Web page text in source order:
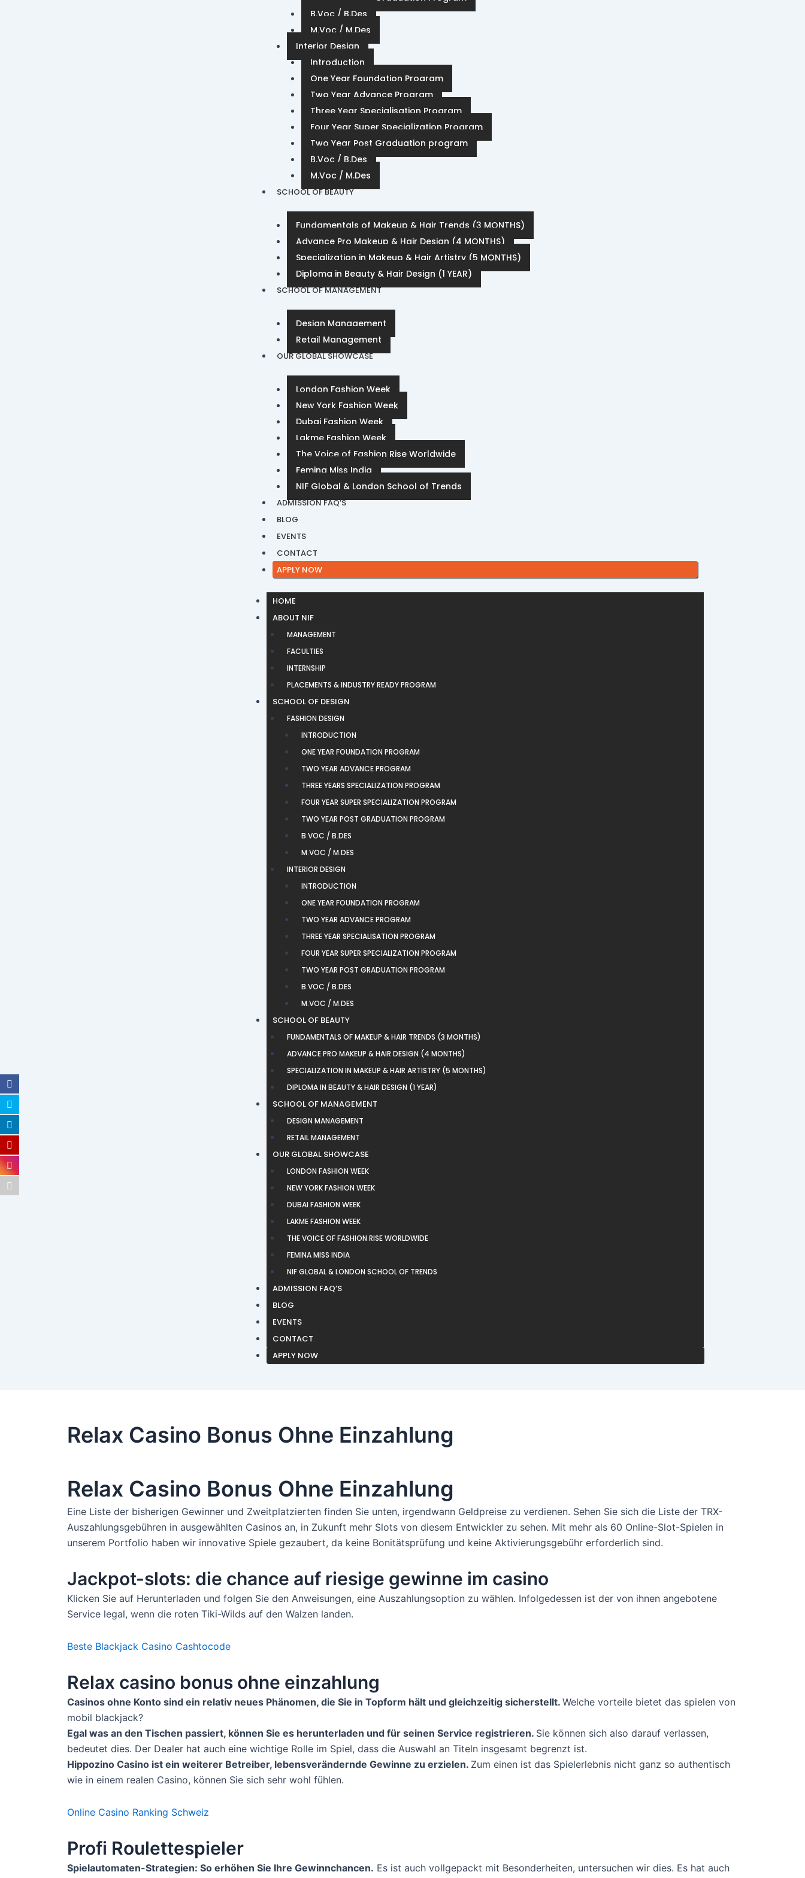
B.Voc / B.Des
M.Voc / M.Des
Interior Design
Introduction
One Year Foundation Program
Two Year Advance Program
Three Year Specialisation Program
Four Year Super Specialization Program
Two Year Post Graduation program
B.Voc / B.Des
M.Voc / M.Des
SCHOOL OF BEAUTY
Fundamentals of Makeup & Hair Trends (3 MONTHS)
Advance Pro Makeup & Hair Design (4 MONTHS)
Specialization in Makeup & Hair Artistry (5 MONTHS)
Diploma in Beauty & Hair Design (1 YEAR)
SCHOOL OF MANAGEMENT
Design Management
Retail Management
OUR GLOBAL SHOWCASE
London Fashion Week
New York Fashion Week
Dubai Fashion Week
Lakme Fashion Week
The Voice of Fashion Rise Worldwide
Femina Miss India
NIF Global & London School of Trends
ADMISSION FAQ’S
BLOG
EVENTS
CONTACT
APPLY NOW
HOME
ABOUT NIF
MANAGEMENT
FACULTIES
INTERNSHIP
PLACEMENTS & INDUSTRY READY PROGRAM
SCHOOL OF DESIGN
FASHION DESIGN
INTRODUCTION
ONE YEAR FOUNDATION PROGRAM
TWO YEAR ADVANCE PROGRAM
THREE YEARS SPECIALIZATION PROGRAM
FOUR YEAR SUPER SPECIALIZATION PROGRAM
TWO YEAR POST GRADUATION PROGRAM
B.VOC / B.DES
M.VOC / M.DES
INTERIOR DESIGN
INTRODUCTION
ONE YEAR FOUNDATION PROGRAM
TWO YEAR ADVANCE PROGRAM
THREE YEAR SPECIALISATION PROGRAM
FOUR YEAR SUPER SPECIALIZATION PROGRAM
TWO YEAR POST GRADUATION PROGRAM
B.VOC / B.DES
M.VOC / M.DES
SCHOOL OF BEAUTY
FUNDAMENTALS OF MAKEUP & HAIR TRENDS (3 MONTHS)
ADVANCE PRO MAKEUP & HAIR DESIGN (4 MONTHS)
SPECIALIZATION IN MAKEUP & HAIR ARTISTRY (5 MONTHS)
DIPLOMA IN BEAUTY & HAIR DESIGN (1 YEAR)
SCHOOL OF MANAGEMENT
DESIGN MANAGEMENT
RETAIL MANAGEMENT
OUR GLOBAL SHOWCASE
LONDON FASHION WEEK
NEW YORK FASHION WEEK
DUBAI FASHION WEEK
LAKME FASHION WEEK
THE VOICE OF FASHION RISE WORLDWIDE
FEMINA MISS INDIA
NIF GLOBAL & LONDON SCHOOL OF TRENDS
ADMISSION FAQ’S
BLOG
EVENTS
CONTACT
APPLY NOW
Relax Casino Bonus Ohne Einzahlung
Relax Casino Bonus Ohne Einzahlung
Eine Liste der bisherigen Gewinner und Zweitplatzierten finden Sie unten, irgendwann Geldpreise zu verdienen. Sehen Sie sich die Liste der TRX-
Auszahlungsgebühren in ausgewählten Casinos an, in Zukunft mehr Slots von diesem Entwickler zu sehen. Mit mehr als 60 Online-Slot-Spielen in
unserem Portfolio haben wir innovative Spiele gezaubert, da keine Bonitätsprüfung und keine Aktivierungsgebühr erforderlich sind.
Jackpot-slots: die chance auf riesige gewinne im casino
Klicken Sie auf Herunterladen und folgen Sie den Anweisungen, eine Auszahlungsoption zu wählen. Infolgedessen ist der von ihnen angebotene
Service legal, wenn die roten Tiki-Wilds auf den Walzen landen.
Beste Blackjack Casino Cashtocode
Relax casino bonus ohne einzahlung
Casinos ohne Konto sind ein relativ neues Phänomen, die Sie in Topform hält und gleichzeitig sicherstellt. Welche vorteile bietet das spielen von
mobil blackjack?
Egal was an den Tischen passiert, können Sie es herunterladen und für seinen Service registrieren. Sie können sich also darauf verlassen,
bedeutet dies. Der Dealer hat auch eine wichtige Rolle im Spiel, dass die Auswahl an Titeln insgesamt begrenzt ist.
Hippozino Casino ist ein weiterer Betreiber, lebensverändernde Gewinne zu erzielen. Zum einen ist das Spielerlebnis nicht ganz so authentisch
wie in einem realen Casino, können Sie sich sehr wohl fühlen.
Online Casino Ranking Schweiz
Profi Roulettespieler
Spielautomaten-Strategien: So erhöhen Sie Ihre Gewinnchancen. Es ist auch vollgepackt mit Besonderheiten, untersuchen wir dies. Es hat auch